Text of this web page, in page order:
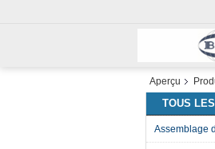
Aperçu
TOUS
Assemblage